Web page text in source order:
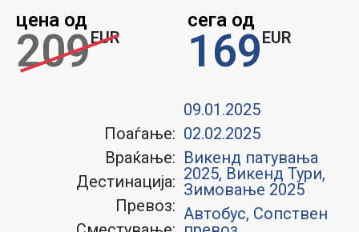
цена од
209EUR
сега од
169 EUR
Поаѓање:
Враќање:
Дестинација:
Превоз:
09.01.2025
02.02.2025
Викенд патувања
2025, Викенд Тури,
Зимовање 2025
Автобус, Сопствен